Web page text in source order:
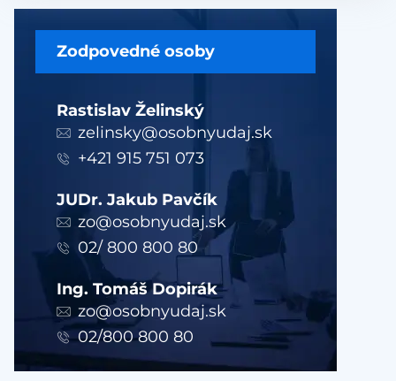
Zodpovedné osoby
Rastislav Želinský
zelinsky@osobnyudaj.sk
+421 915 751 073
JUDr. Jakub Pavčík
zo@osobnyudaj.sk
02/ 800 800 80
Ing. Tomáš Dopirák
zo@osobnyudaj.sk
02/800 800 80